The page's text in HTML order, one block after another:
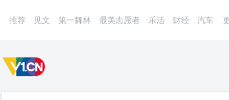
推荐 见文 第一舞林 最美志愿者 乐活 财经 汽车